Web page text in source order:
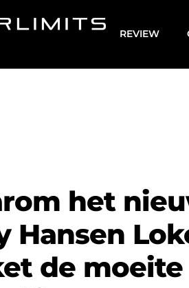
REVIEW
het
Hansen
de moeite